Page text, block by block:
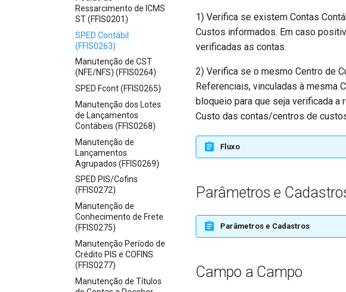
Ressarcimento de ICMS
ST (FFIS0201)
SPED Contábil
(FFIS0263)
Manutenção de CST
(NFE/NFS) (FFIS0264)
SPED Fcont (FFIS0265)
Manutenção dos Lotes
de Lançamentos
Contábeis (FFIS0268)
Manutenção de
Lançamentos
Agrupados (FFIS0269)
SPED PIS/Cofins
(FFIS0272)
Manutenção de
Conhecimento de Frete
(FFIS0275)
Manutenção Período de
Crédito PIS e COFINS
(FFIS0277)
Manutenção de Títulos
1) Verifica se existem Contas
Custos informados. Em caso
verificadas as contas.
2) Verifica se o mesmo Centro de
Referenciais, vinculadas à mesma
bloqueio para que seja verificada a
Custo das contas/centros de
Fluxo
Parâmetros e
Parâmetros e Cadastros
Campo a Campo